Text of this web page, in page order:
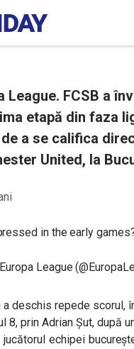
League. FCSB a
etapă din faza
a se califica
United, la
in the early
League
a deschis repede scorul,
8, prin Adrian Șut, după
echipei